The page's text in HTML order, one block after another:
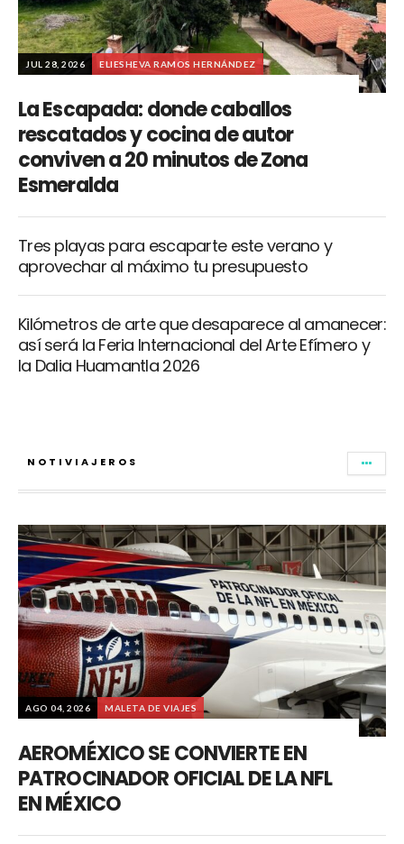
JUL 28, 2026 ELIESHEVA RAMOS HERNÁNDEZ
La Escapada: donde caballos
rescatados y cocina de autor
conviven a 20 minutos de Zona
Esmeralda
Tres playas para escaparte este verano y
aprovechar al máximo tu presupuesto
Kilómetros de arte que desaparece al amanecer:
así será la Feria Internacional del Arte Efímero y
la Dalia Huamantla 2026
NOTIVIAJEROS
AGO 04, 2026 MALETA DE VIAJES
AEROMÉXICO SE CONVIERTE EN
PATROCINADOR OFICIAL DE LA NFL
EN MÉXICO